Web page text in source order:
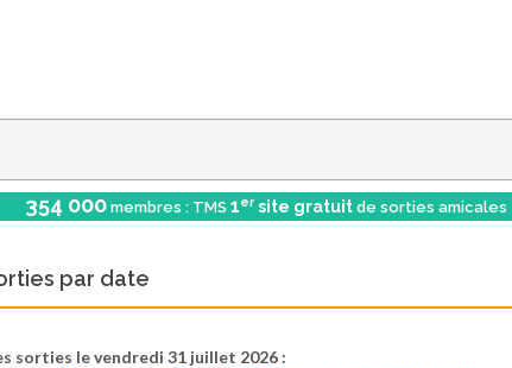
354 000 membres : TMS 1er site gratuit de sorties amicales
par date
sorties le vendredi 31 juillet 2026 :